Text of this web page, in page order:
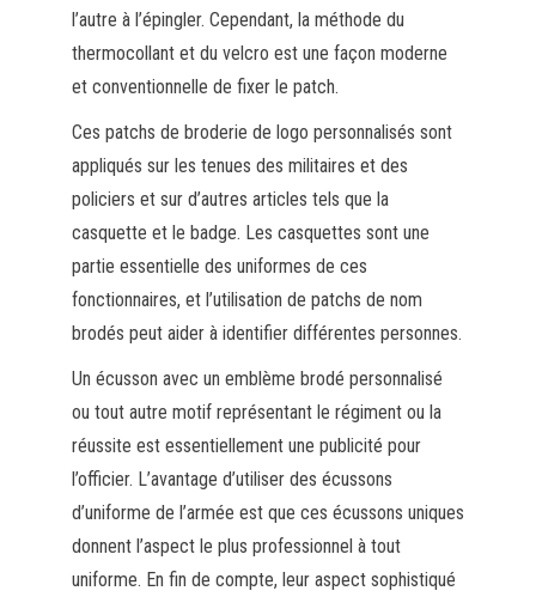
l’autre à l’épingler. Cependant, la méthode du
thermocollant et du velcro est une façon moderne
et conventionnelle de fixer le patch.
Ces patchs de broderie de logo personnalisés sont
appliqués sur les tenues des militaires et des
policiers et sur d’autres articles tels que la
casquette et le badge. Les casquettes sont une
partie essentielle des uniformes de ces
fonctionnaires, et l’utilisation de patchs de nom
brodés peut aider à identifier différentes personnes.
Un écusson avec un emblème brodé personnalisé
ou tout autre motif représentant le régiment ou la
réussite est essentiellement une publicité pour
l’officier. L’avantage d’utiliser des écussons
d’uniforme de l’armée est que ces écussons uniques
donnent l’aspect le plus professionnel à tout
uniforme. En fin de compte, leur aspect sophistiqué